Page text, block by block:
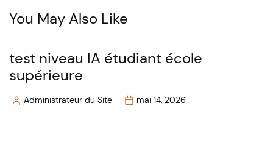
You May Also Like
test niveau IA étudiant école
supérieure
PostedAdministrateur du Site mai 14, 2026